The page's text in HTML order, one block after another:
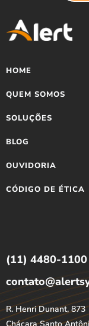
HOME
QUEM SOMOS
SOLUÇÕES
BLOG
OUVIDORIA
CÓDIGO DE ÉTICA
(11) 4480-1100
R. Henri Dunant, 873
Chácara Santo